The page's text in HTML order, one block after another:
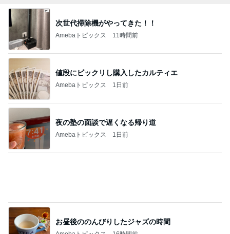
ケンタの辛いチキンと炊き込みご飯
全然食べられずすごく減った体重
Amebaトピックス 1日前